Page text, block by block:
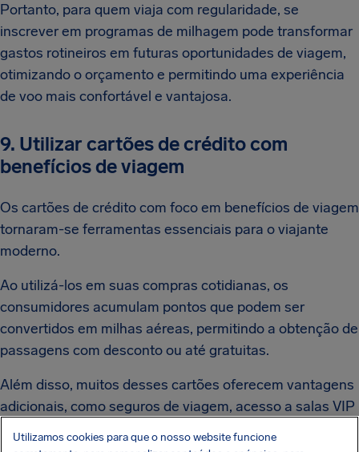
Portanto, para quem viaja com regularidade, se
inscrever em programas de milhagem pode transformar
gastos rotineiros em futuras oportunidades de viagem,
otimizando o orçamento e permitindo uma experiência
de voo mais confortável e vantajosa.
9. Utilizar cartões de crédito com
benefícios de viagem
Os cartões de crédito com foco em benefícios de viagem
tornaram-se ferramentas essenciais para o viajante
moderno.
Ao utilizá-los em suas compras cotidianas, os
consumidores acumulam pontos que podem ser
convertidos em milhas aéreas, permitindo a obtenção de
passagens com desconto ou até gratuitas.
Além disso, muitos desses cartões oferecem vantagens
adicionais, como seguros de viagem, acesso a salas VIP
Utilizamos cookies para que o nosso website funcione